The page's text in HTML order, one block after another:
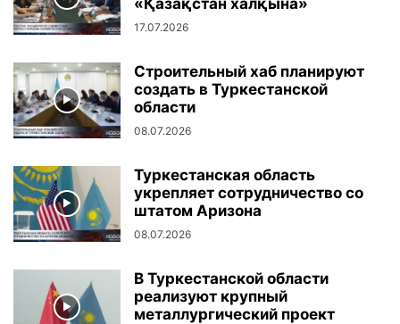
17.07.2026
Строительный хаб планируют
создать в Туркестанской
области
08.07.2026
Туркестанская область
укрепляет сотрудничество со
штатом Аризона
08.07.2026
В Туркестанской области
реализуют крупный
металлургический проект